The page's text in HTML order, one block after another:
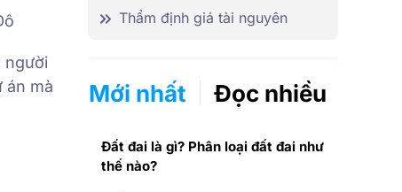
người
án mà
Thẩm định giá tài nguyên
Mới nhất Đọc nhiều
Đất đai là gì? Phân loại đất đai như
thế nào?